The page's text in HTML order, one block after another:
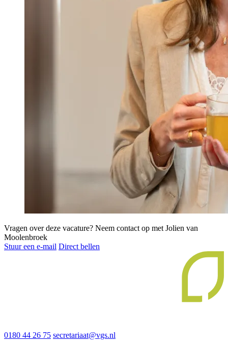
Vragen over deze vacature? Neem contact op met Jolien van
Moolenbroek
Stuur een e-mail Direct bellen
0180 44 26 75 secretariaat@vgs.nl